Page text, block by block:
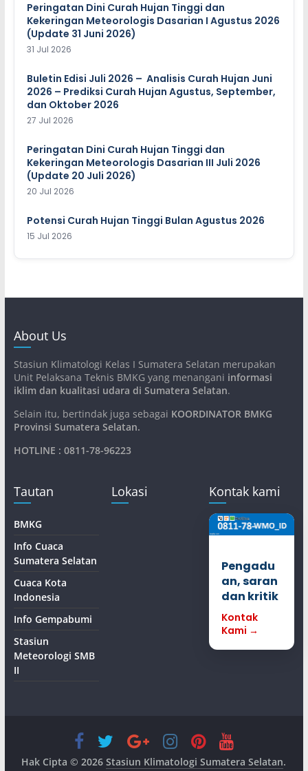
Peringatan Dini Curah Hujan Tinggi dan
Kekeringan Meteorologis Dasarian I Agustus 2026
(Update 31 Juni 2026)
31 Jul 2026
Buletin Edisi Juli 2026 – Analisis Curah Hujan Juni
2026 – Prediksi Curah Hujan Agustus, September,
dan Oktober 2026
27 Jul 2026
Peringatan Dini Curah Hujan Tinggi dan
Kekeringan Meteorologis Dasarian III Juli 2026
(Update 20 Juli 2026)
20 Jul 2026
Potensi Curah Hujan Tinggi Bulan Agustus 2026
15 Jul 2026
About Us
Stasiun Klimatologi Kelas I Sumatera Selatan merupakan
Unit Pelaksana Teknis BMKG yang menangani informasi
iklim dan kualitasi udara di Sumatera Selatan.
Selain itu, bertindak juga sebagai KOORDINATOR BMKG
Provinsi Sumatera Selatan.
HOTLINE : 0811-78-96223
Tautan
BMKG
Info Cuaca
Sumatera Selatan
Cuaca Kota
Indonesia
Info Gempabumi
Stasiun
Meteorologi SMB
II
Lokasi Kontak kami
Pengadu
an, saran
dan kritik
Kontak
Kami →
Hak Cipta © 2026Stasiun Klimatologi Sumatera Selatan.